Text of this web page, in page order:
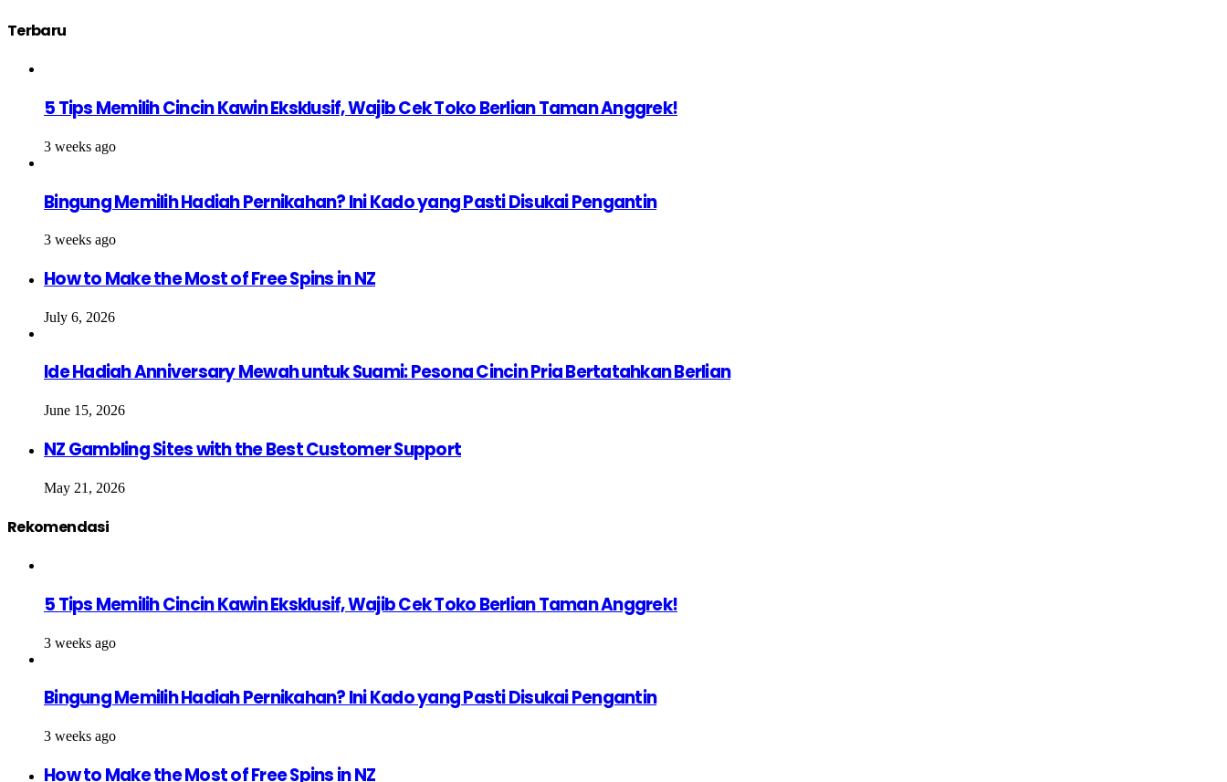
Terbaru
5 Tips Memilih Cincin Kawin Eksklusif, Wajib Cek Toko Berlian Taman Anggrek!
3 weeks ago
Bingung Memilih Hadiah Pernikahan? Ini Kado yang Pasti Disukai Pengantin
3 weeks ago
How to Make the Most of Free Spins in NZ
July 6, 2026
Ide Hadiah Anniversary Mewah untuk Suami: Pesona Cincin Pria Bertatahkan Berlian
June 15, 2026
NZ Gambling Sites with the Best Customer Support
May 21, 2026
Rekomendasi
5 Tips Memilih Cincin Kawin Eksklusif, Wajib Cek Toko Berlian Taman Anggrek!
3 weeks ago
Bingung Memilih Hadiah Pernikahan? Ini Kado yang Pasti Disukai Pengantin
3 weeks ago
How to Make the Most of Free Spins in NZ